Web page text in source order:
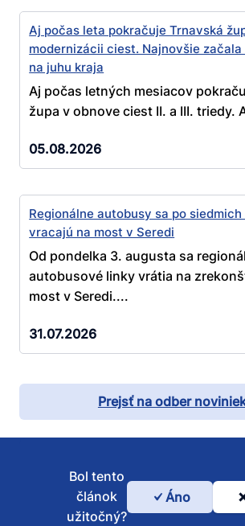
Aj počas leta pokračuje Trnavská
modernizácii ciest. Najnovšie
na juhu kraja
Aj počas letných mesiacov
župa v obnove ciest II. a III. triedy.
05.08.2026
Regionálne autobusy sa po
vracajú na most v Seredi
Od pondelka 3. augusta sa
autobusové linky vrátia na
most v Seredi....
31.07.2026
Prejsť na odber
Bol
Bol tento
článok
užitočný?
Áno